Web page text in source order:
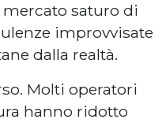
saturo di
improvvisate
dalla realtà.
Molti operatori
hanno ridotto